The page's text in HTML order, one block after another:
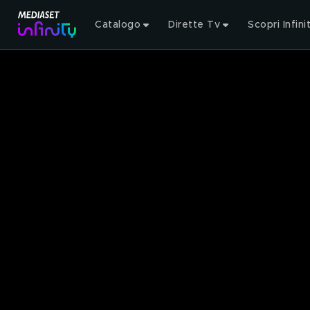
Catalogo Dirette Tv Scopri